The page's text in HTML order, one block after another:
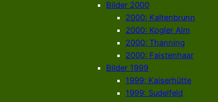
Bilder 2000
2000: Kaltenbrunn
2000: Kogler Alm
2000: Thanning
2000: Faistenhaar
Bilder 1999
1999: Kaiserhütte
1999: Sudelfeld